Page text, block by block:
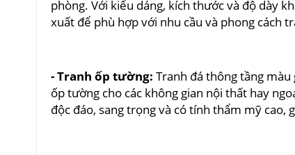
phòng. Với kiểu dáng, kích thước và độ dày
xuất để phù hợp với nhu cầu và phong cách
- Tranh ốp tường: Tranh đá thông tầng
ốp tường cho các không gian nội thất hay
độc đáo, sang trọng và có tính thẩm mỹ